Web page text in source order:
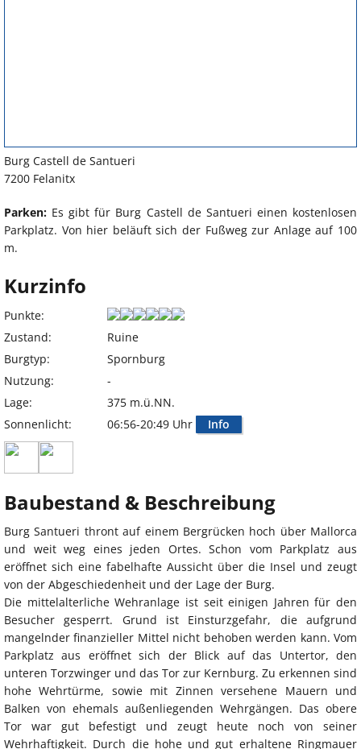
Burg Castell de Santueri
7200 Felanitx
Parken: Es gibt für Burg Castell de Santueri einen kostenlosen
Parkplatz. Von hier beläuft sich der Fußweg zur Anlage auf 100
m.
Kurzinfo
Punkte:
Zustand:
Ruine
Burgtyp:
Spornburg
Nutzung:
-
Lage:
375 m.ü.NN.
Sonnenlicht:
06:56-20:49 Uhr Info
Baubestand & Beschreibung
Burg Santueri thront auf einem Bergrücken hoch über Mallorca
und weit weg eines jeden Ortes. Schon vom Parkplatz aus
eröffnet sich eine fabelhafte Aussicht über die Insel und zeugt
von der Abgeschiedenheit und der Lage der Burg.
Die mittelalterliche Wehranlage ist seit einigen Jahren für den
Besucher gesperrt. Grund ist Einsturzgefahr, die aufgrund
mangelnder finanzieller Mittel nicht behoben werden kann. Vom
Parkplatz aus eröffnet sich der Blick auf das Untertor, den
unteren Torzwinger und das Tor zur Kernburg. Zu erkennen sind
hohe Wehrtürme, sowie mit Zinnen versehene Mauern und
Balken von ehemals außenliegenden Wehrgängen. Das obere
Tor war gut befestigt und zeugt heute noch von seiner
Wehrhaftigkeit. Durch die hohe und gut erhaltene Ringmauer